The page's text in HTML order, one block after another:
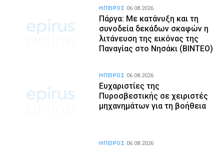
Πάργα: Με κατάνυξη και τη
συνοδεία δεκάδων σκαφών η
λιτάνευση της εικόνας της
Παναγίας στο Νησάκι (BINTEO)
ΗΠΕΙΡΟΣ 06.08.2026
Ευχαριστίες της
Πυροσβεστικής σε χειριστές
μηχανημάτων για τη βοήθεια
ΗΠΕΙΡΟΣ 06.08.2026
ΗΠΕΙΡΟΣ 06.08.2026